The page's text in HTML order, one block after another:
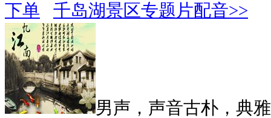
千岛湖景区专题片配音>>
男声，声音古朴，典